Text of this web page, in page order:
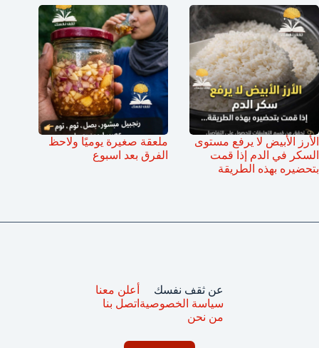
الأرز الأبيض لا يرفع مستوى
السكر في الدم إذا قمت
بتحضيره بهذه الطريقة
ملعقة صغيرة يوميًا ولاحظ
الفرق بعد اسبوع
عن ثقف نفسك
سياسة الخصوصية
من نحن
أعلن معنا
اتصل بنا